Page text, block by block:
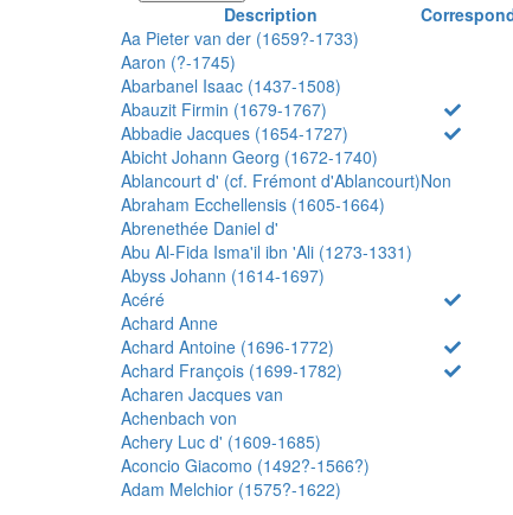
Description
Aa Pieter van der (1659?-1733)
Aaron (?-1745)
Abarbanel Isaac (1437-1508)
Abauzit Firmin (1679-1767)
Abbadie Jacques (1654-1727)
Abicht Johann Georg (1672-1740)
Ablancourt d' (cf. Frémont d'Ablancourt)Non
Abraham Ecchellensis (1605-1664)
Abrenethée Daniel d'
Abu Al-Fida Isma'il ibn 'Ali (1273-1331)
Abyss Johann (1614-1697)
Acéré
Achard Anne
Achard Antoine (1696-1772)
Achard François (1699-1782)
Acharen Jacques van
Achenbach von
Achery Luc d' (1609-1685)
Aconcio Giacomo (1492?-1566?)
Adam Melchior (1575?-1622)